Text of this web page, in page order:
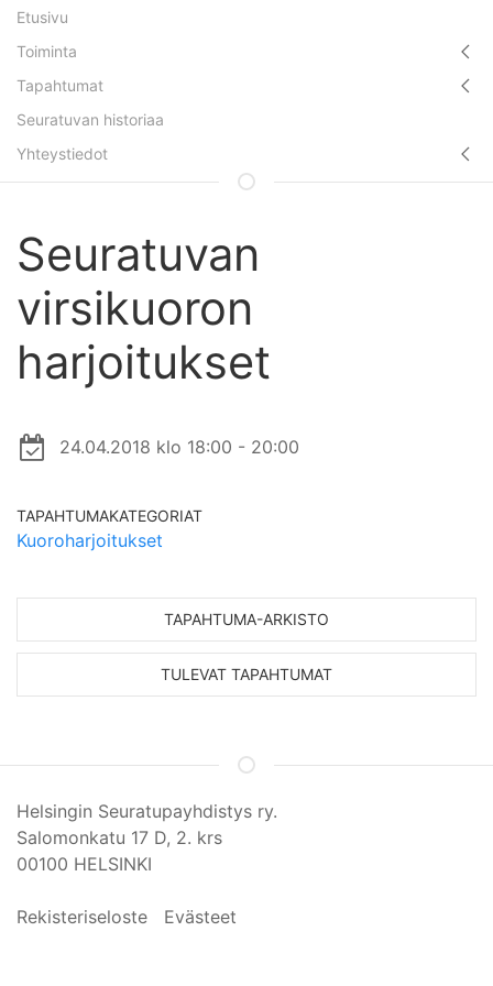
Etusivu
Toiminta
Tapahtumat
Seuratuvan historiaa
Yhteystiedot
Seuratuvan
virsikuoron
harjoitukset
24.04.2018 klo 18:00 - 20:00
TAPAHTUMAKATEGORIAT
Kuoroharjoitukset
TAPAHTUMA-ARKISTO
TULEVAT TAPAHTUMAT
Helsingin Seuratupayhdistys ry.
Salomonkatu 17 D, 2. krs
00100 HELSINKI
Rekisteriseloste Evästeet